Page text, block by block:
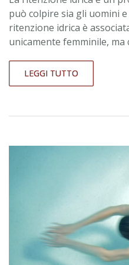
può colpire sia gli uomini e
ritenzione idrica è
unicamente femminile, ma
LEGGI TUTTO